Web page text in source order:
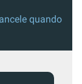
quando